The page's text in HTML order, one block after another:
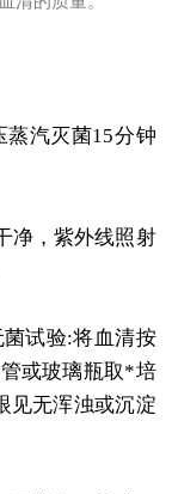
蒸汽灭菌15分钟
净，紫外线照射
试验:将血清按
或玻璃瓶取*培
见无浑浊或沉淀